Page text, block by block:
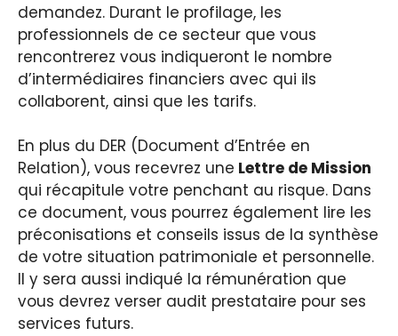
demandez. Durant le profilage, les
professionnels de ce secteur que vous
rencontrerez vous indiqueront le nombre
d’intermédiaires financiers avec qui ils
collaborent, ainsi que les tarifs.
En plus du DER (Document d’Entrée en
Relation), vous recevrez une Lettre de Mission
qui récapitule votre penchant au risque. Dans
ce document, vous pourrez également lire les
préconisations et conseils issus de la synthèse
de votre situation patrimoniale et personnelle.
Il y sera aussi indiqué la rémunération que
vous devrez verser audit prestataire pour ses
services futurs.